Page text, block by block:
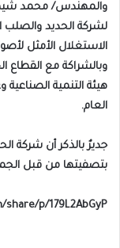
والمهندس/ محمد شيمي،
لشركة الحديد
الاستغلال الأمثل
وبالشراكة مع القطاع
هيئة التنمية
العام.
بتصفيتها من قبل
p/179L2AbGyP/